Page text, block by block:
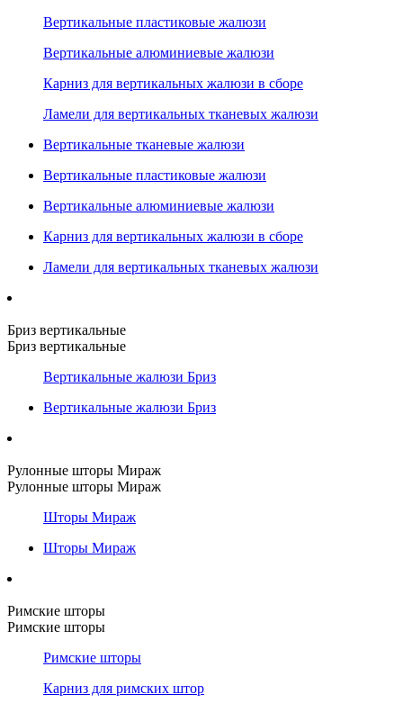
Вертикальные пластиковые жалюзи
Вертикальные алюминиевые жалюзи
Карниз для вертикальных жалюзи в сборе
Ламели для вертикальных тканевых жалюзи
Вертикальные тканевые жалюзи
Вертикальные пластиковые жалюзи
Вертикальные алюминиевые жалюзи
Карниз для вертикальных жалюзи в сборе
Ламели для вертикальных тканевых жалюзи
Бриз вертикальные
Бриз вертикальные
Вертикальные жалюзи Бриз
Вертикальные жалюзи Бриз
Рулонные шторы Мираж
Рулонные шторы Мираж
Шторы Мираж
Шторы Мираж
Римские шторы
Римские шторы
Римские шторы
Карниз для римских штор